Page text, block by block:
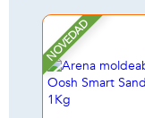
NOVEDAD